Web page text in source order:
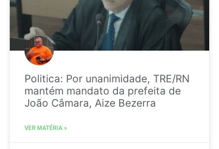
Politica: Por unanimidade, TRE/RN
mantém mandato da prefeita de
João Câmara, Aize Bezerra
VER MATÉRIA »